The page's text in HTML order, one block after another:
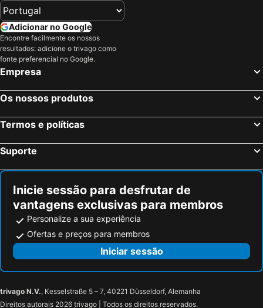
Adicionar no Google
Encontre facilmente os nossos
resultados: adicione o trivago como
fonte preferencial no Google.
Empresa
Os nossos produtos
Termos e políticas
Suporte
Inicie sessão para desfrutar de
vantagens exclusivas para membros
Personalize a sua experiência
Ofertas e preços para membros
Iniciar sessão
trivago N.V., Kesselstraße 5 – 7, 40221 Düsseldorf, Alemanha
Direitos autorais 2026 trivago | Todos os direitos reservados.